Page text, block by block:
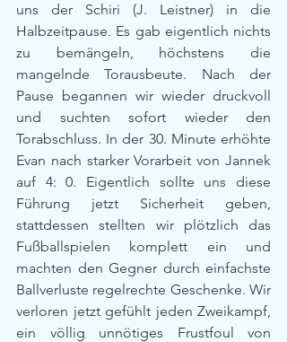
uns der Schiri (J. Leistner) in die
Halbzeitpause. Es gab eigentlich nichts
zu bemängeln, höchstens die
mangelnde Torausbeute. Nach der
Pause begannen wir wieder druckvoll
und suchten sofort wieder den
Torabschluss. In der 30. Minute erhöhte
Evan nach starker Vorarbeit von Jannek
auf 4: 0. Eigentlich sollte uns diese
Führung jetzt Sicherheit geben,
stattdessen stellten wir plötzlich das
Fußballspielen komplett ein und
machten den Gegner durch einfachste
Ballverluste regelrechte Geschenke. Wir
verloren jetzt gefühlt jeden Zweikampf,
ein völlig unnötiges Frustfoul von